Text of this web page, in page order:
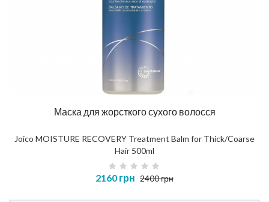
Маска для жорсткого сухого волосся
Joico MOISTURE RECOVERY Treatment Balm for Thick/Coarse
Hair 500ml
2160 грн 2400 грн